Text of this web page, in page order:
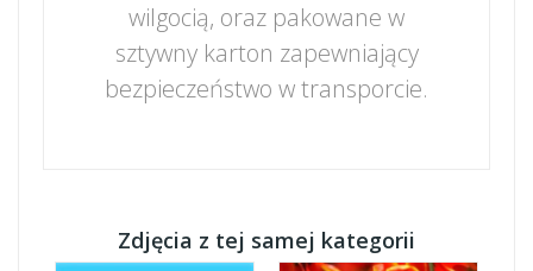
wilgocią, oraz pakowane w
sztywny karton zapewniający
bezpieczeństwo w transporcie.
Zdjęcia z tej samej kategorii